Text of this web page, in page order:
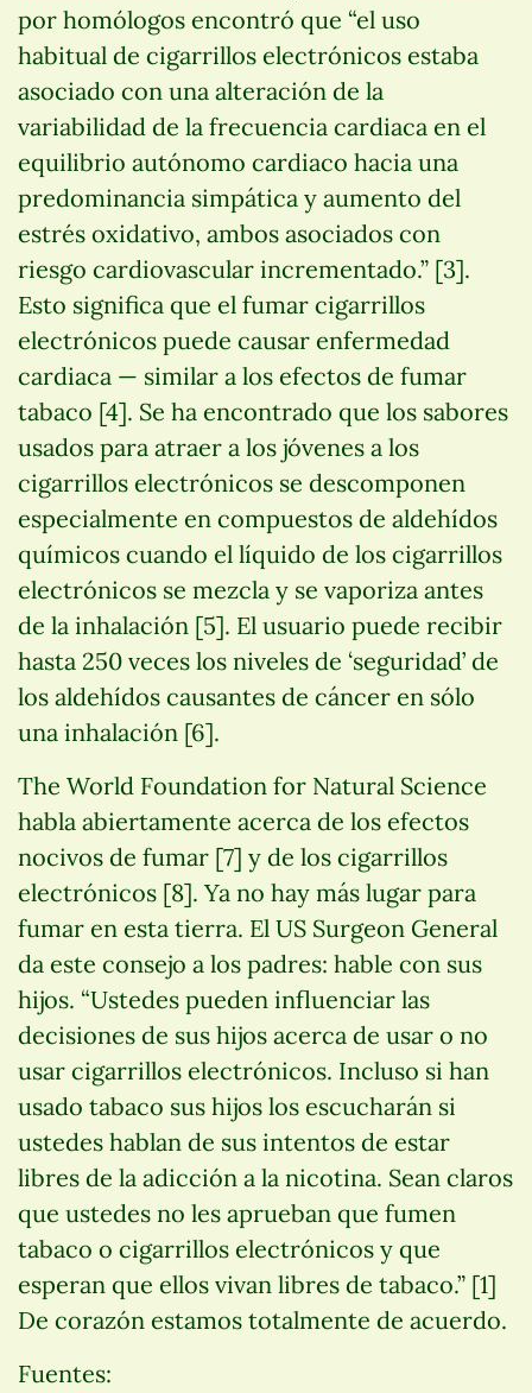
por homólogos encontró que “el uso
habitual de cigarrillos electrónicos estaba
asociado con una alteración de la
variabilidad de la frecuencia cardiaca en el
equilibrio autónomo cardiaco hacia una
predominancia simpática y aumento del
estrés oxidativo, ambos asociados con
riesgo cardiovascular incrementado.” [3].
Esto significa que el fumar cigarrillos
electrónicos puede causar enfermedad
cardiaca — similar a los efectos de fumar
tabaco [4]. Se ha encontrado que los sabores
usados para atraer a los jóvenes a los
cigarrillos electrónicos se descomponen
especialmente en compuestos de aldehídos
químicos cuando el líquido de los cigarrillos
electrónicos se mezcla y se vaporiza antes
de la inhalación [5]. El usuario puede recibir
hasta 250 veces los niveles de ‘seguridad’ de
los aldehídos causantes de cáncer en sólo
una inhalación [6].
The World Foundation for Natural Science
habla abiertamente acerca de los efectos
nocivos de fumar [7] y de los cigarrillos
electrónicos [8]. Ya no hay más lugar para
fumar en esta tierra. El US Surgeon General
da este consejo a los padres: hable con sus
hijos. “Ustedes pueden influenciar las
decisiones de sus hijos acerca de usar o no
usar cigarrillos electrónicos. Incluso si han
usado tabaco sus hijos los escucharán si
ustedes hablan de sus intentos de estar
libres de la adicción a la nicotina. Sean claros
que ustedes no les aprueban que fumen
tabaco o cigarrillos electrónicos y que
esperan que ellos vivan libres de tabaco.” [1]
De corazón estamos totalmente de acuerdo.
Fuentes: